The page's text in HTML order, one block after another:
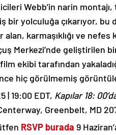
Webb’in narin
bir yolculuğa çıkarıyor, bu
karmaşıklığı ve
Merkezi’nde geliştirilen
ekibi tarafından
hiç görülmemiş
| 19:00 EDT, Kapılar 18:
Greenbelt, MD
RSVP burada 9